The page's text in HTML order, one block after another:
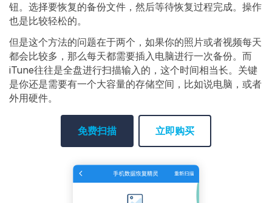
钮。选择要恢复的备份文件，然后等待恢复过程完成。操作
也是比较轻松的。
但是这个方法的问题在于两个，如果你的照片或者视频每天
都会比较多，那么每天都需要插入电脑进行一次备份。而
iTune往往是全盘进行扫描输入的，这个时间相当长。关键
是你还是需要有一个大容量的存储空间，比如说电脑，或者
外用硬件。
免费扫描 立即购买